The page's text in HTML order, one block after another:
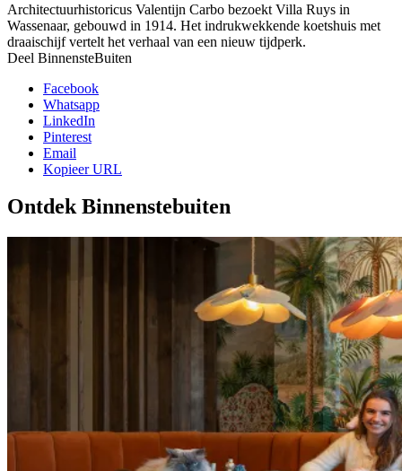
Architectuurhistoricus Valentijn Carbo bezoekt Villa Ruys in
Wassenaar, gebouwd in 1914. Het indrukwekkende koetshuis met
draaischijf vertelt het verhaal van een nieuw tijdperk.
Deel BinnensteBuiten
Facebook
Whatsapp
LinkedIn
Pinterest
Email
Kopieer URL
Ontdek Binnenstebuiten